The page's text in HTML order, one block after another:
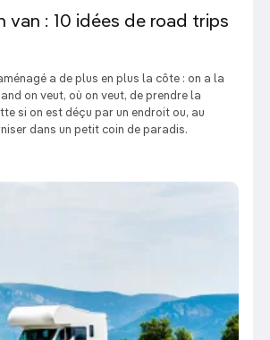
van : 10 idées de road trips
a de plus en plus la côte : on a la
on veut, où on veut, de prendre la
si on est déçu par un endroit ou, au
dans un petit coin de paradis.